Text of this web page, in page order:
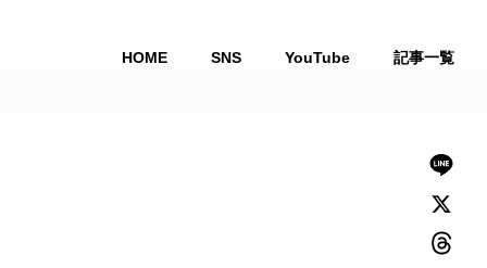
HOME SNS YouTube 記事一覧
L
n
X